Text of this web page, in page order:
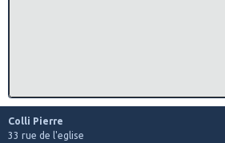
Colli Pierre
33 rue de l'eglise